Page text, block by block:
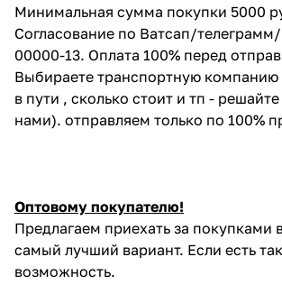
Минимальная сумма покупки 5000
Согласование по Ватсап/
00000-13. Оплата 100% перед
Выбираете транспортную компанию
в пути , сколько стоит и тп -
нами). отправляем только по 100%
Оптовому покупателю!
Предлагаем приехать за покупками
самый лучший вариант. Если есть
возможность.